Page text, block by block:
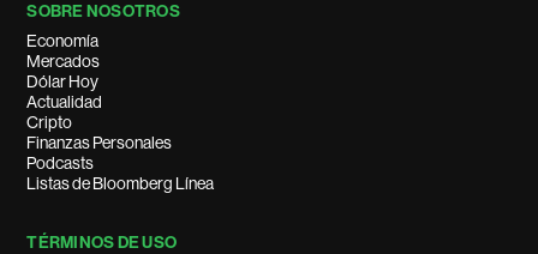
SOBRE NOSOTROS
Economía
Mercados
Dólar Hoy
Actualidad
Cripto
Finanzas Personales
Podcasts
Listas de Bloomberg Línea
TÉRMINOS DE USO